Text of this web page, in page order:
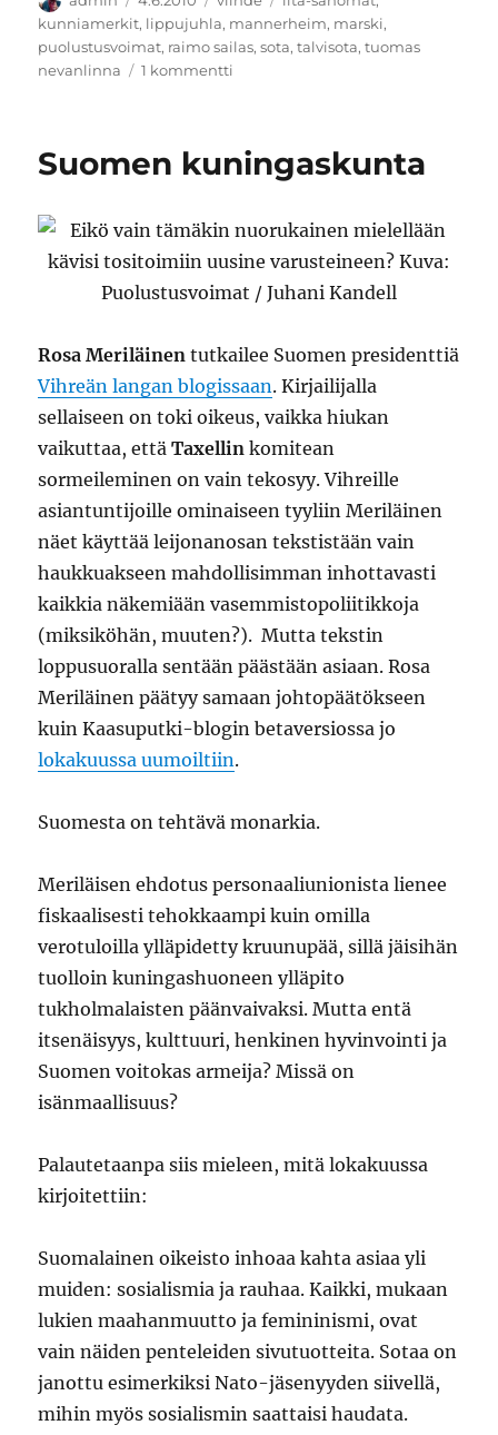
kunniamerkit, lippujuhla, mannerheim, marski,
puolustusvoimat, raimo sailas,sota,talvisota,tuomas
nevanlinna
1 kommentti
koskaan
Suomen kuningaskunta
Rosa Meriläinen tutkailee Suomen presidenttiä
Vihreän langan blogissaan. Kirjailijalla
sellaiseen on toki oikeus, vaikka hiukan
vaikuttaa, ettäTaxellin komitean
sormeileminen on vain tekosyy. Vihreille
asiantuntijoille ominaiseen tyyliin Meriläinen
näet käyttää leijonanosan tekstistään vain
haukkuakseen mahdollisimman inhottavasti
kaikkia näkemiään vasemmistopoliitikkoja
(miksiköhän, muuten?). Mutta tekstin
loppusuoralla sentään päästään asiaan. Rosa
Meriläinen päätyy samaan johtopäätökseen
kuin Kaasuputki-blogin betaversiossa jo
lokakuussa uumoiltiin.
Suomesta on tehtävä monarkia.
Meriläisen ehdotus personaaliunionista lienee
fiskaalisesti tehokkaampi kuin omilla
verotuloilla ylläpidetty kruunupää, sillä jäisihän
tuolloin kuningashuoneen ylläpito
tukholmalaisten päänvaivaksi. Mutta entä
itsenäisyys, kulttuuri, henkinen hyvinvointi ja
Suomen voitokas armeija? Missä on
isänmaallisuus?
Palautetaanpa siis mieleen, mitä lokakuussa
kirjoitettiin:
Suomalainen oikeisto inhoaa kahta asiaa yli
muiden: sosialismia ja rauhaa. Kaikki, mukaan
lukien maahanmuutto ja femininismi, ovat
vain näiden penteleiden sivutuotteita. Sotaa on
janottu esimerkiksi Nato-jäsenyyden siivellä,
mihin myös sosialismin saattaisi haudata.